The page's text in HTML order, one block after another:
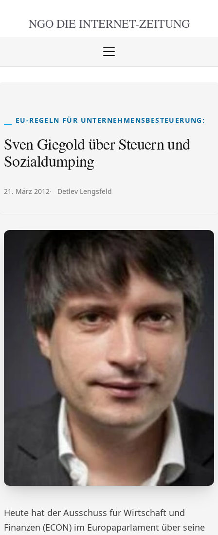
NGO DIE INTERNET-ZEITUNG
Menü
EU-REGELN FÜR UNTERNEHMENSBESTEUERUNG:
Sven Giegold über Steuern und
Sozialdumping
Veröffentlicht am:
21. März 2012 Autor:
Detlev Lengsfeld
Heute hat der Ausschuss für Wirtschaft und
Finanzen (ECON) im Europaparlament über seine